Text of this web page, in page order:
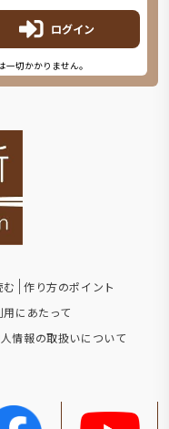
ログイン
切かかりません。
む
作り方のポイント
用にあたって
情報の取扱いについて